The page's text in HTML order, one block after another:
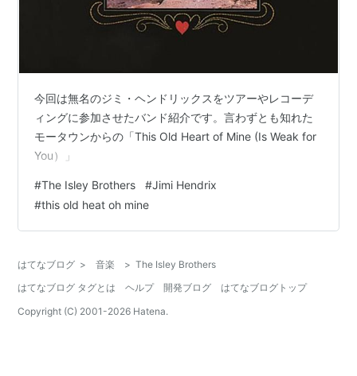
今回は無名のジミ・ヘンドリックスをツアーやレコーデ
ィングに参加させたバンド紹介です。言わずとも知れた
モータウンからの「This Old Heart of Mine (Is Weak for
You）」
#The Isley Brothers #Jimi Hendrix
#this old heat oh mine
はてなブログ > 音楽 > The Isley Brothers
はてなブログ タグとは
ヘルプ 開発ブログ
はてなブログトップ
Copyright (C) 2001-2026 Hatena.